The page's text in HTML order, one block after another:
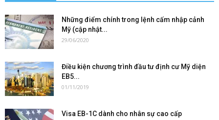
Những điểm chính trong lệnh cấm nhập cảnh
Mỹ (cập nhật...
29/06/2020
Điều kiện chương trình đầu tư định cư Mỹ diện
EB5...
01/11/2019
Visa EB-1C dành cho nhân sự cao cấp